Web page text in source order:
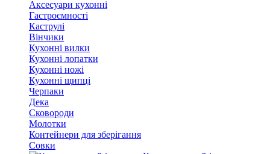
Аксесуари кухонні
Гастроємності
Каструлі
Вінчики
Кухонні вилки
Кухонні лопатки
Кухонні ножі
Кухонні щипці
Черпаки
Дека
Сковороди
Молотки
Контейнери для зберігання
Совки